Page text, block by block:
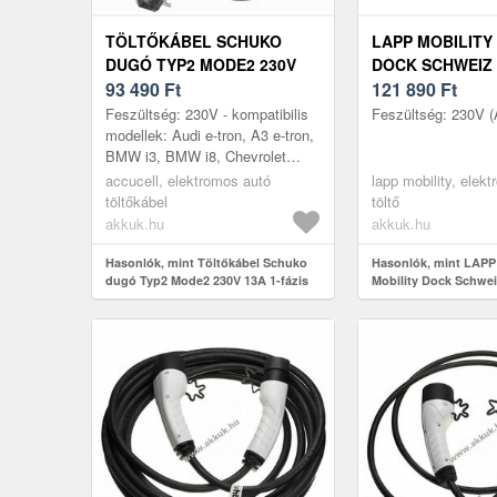
TÖLTŐKÁBEL SCHUKO
DUGÓ TYP2 MODE2 230V
13A 1-FÁZIS 3KW 6M 1,
79KG IP54
93 490 Ft
Feszültség: 230V - kompatibilis
modellek: Audi e-tron, A3 e-tron,
BMW i3, BMW i8, Chevrolet
Spark, Mercedes EQC,
Mercedes B class E-Cel,
Mercedes V...
accucell, elektromos autó
töltőkábel
akkuk.hu
Hasonlók, mint Töltőkábel Schuko
dugó Typ2 Mode2 230V 13A 1-fázis
3kW 6m 1, 79kg IP54
LAPP
DOCK
230V 1, 8KW 8A
MOBIL EV
121 890 Ft
Feszültség: 230V
lapp mobility,
töltő
akkuk.hu
Hasonlók, mint
Mobility Dock
8kW 8A 1-fázis mobil